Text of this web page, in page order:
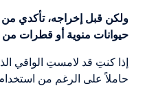
ولكن قبل إخراجه، تأكدي
حيوانات منوية أو قطرات من
إذا كنتِ قد لامستِ الواقي
حاملاً على الرغم من